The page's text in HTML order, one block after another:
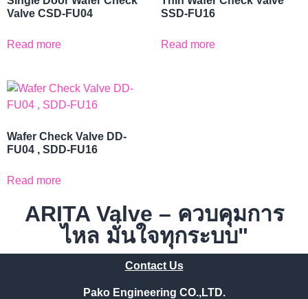
Valve CSD-FU04
Read more
SSD-FU16
Read more
Wafer Check Valve DD-
FU04 , SDD-FU16
Read more
ARITA Valve – ควบคุมการ
ไหล มั่นใจทุกระบบ"
Contact Us
Pako Engineering CO.,LTD.